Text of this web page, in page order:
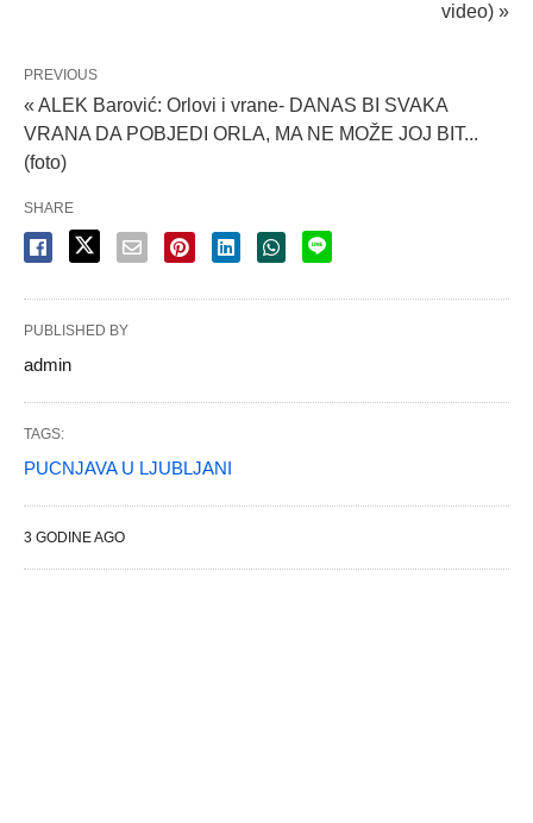
video) »
PREVIOUS
« ALEK Barović: Orlovi i vrane- DANAS BI SVAKA
VRANA DA POBJEDI ORLA, MA NE MOŽE JOJ BIT...
(foto)
SHARE
PUBLISHED BY
admin
TAGS:
PUCNJAVA U LJUBLJANI
3 GODINE AGO